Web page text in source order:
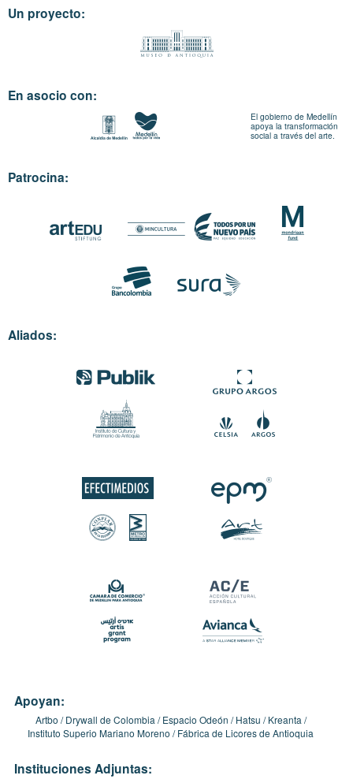
Un proyecto:
En asocio con:
El gobierno de Medellín
apoya la transformación
social a través del arte.
Patrocina:
Aliados:
Apoyan:
Artbo Drywall de Colombia Espacio Odeón Hatsu
Kreanta
Instituto Superio Mariano Moreno
Fábrica de Licores de Antioquia
Instituciones Adjuntas: